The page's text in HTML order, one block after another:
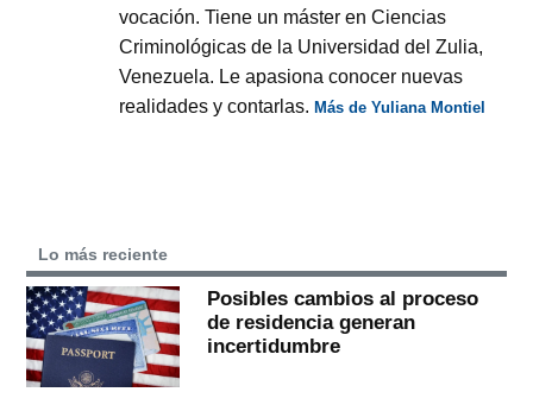
vocación. Tiene un máster en Ciencias
Criminológicas de la Universidad del Zulia,
Venezuela. Le apasiona conocer nuevas
realidades y contarlas.Más de Yuliana Montiel
Lo más reciente
Posibles cambios al proceso
de residencia generan
incertidumbre